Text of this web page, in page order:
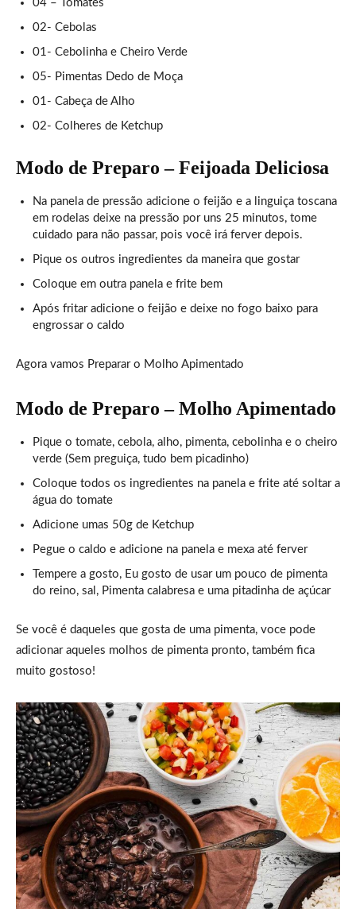
04 – Tomates
02- Cebolas
01- Cebolinha e Cheiro Verde
05- Pimentas Dedo de Moça
01- Cabeça de Alho
02- Colheres de Ketchup
Modo de Preparo – Feijoada Deliciosa
Na panela de pressão adicione o feijão e a linguiça toscana
em rodelas deixe na pressão por uns 25 minutos, tome
cuidado para não passar, pois você irá ferver depois.
Pique os outros ingredientes da maneira que gostar
Coloque em outra panela e frite bem
Após fritar adicione o feijão e deixe no fogo baixo para
engrossar o caldo
Agora vamos Preparar o Molho Apimentado
Modo de Preparo – Molho Apimentado
Pique o tomate, cebola, alho, pimenta, cebolinha e o cheiro
verde (Sem preguiça, tudo bem picadinho)
Coloque todos os ingredientes na panela e frite até soltar a
água do tomate
Adicione umas 50g de Ketchup
Pegue o caldo e adicione na panela e mexa até ferver
Tempere a gosto, Eu gosto de usar um pouco de pimenta
do reino, sal, Pimenta calabresa e uma pitadinha de açúcar
Se você é daqueles que gosta de uma pimenta, voce pode
adicionar aqueles molhos de pimenta pronto, também fica
muito gostoso!